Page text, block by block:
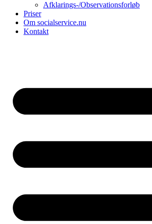
Afklarings-/Observationsforløb
Priser
Om socialservice.nu
Kontakt